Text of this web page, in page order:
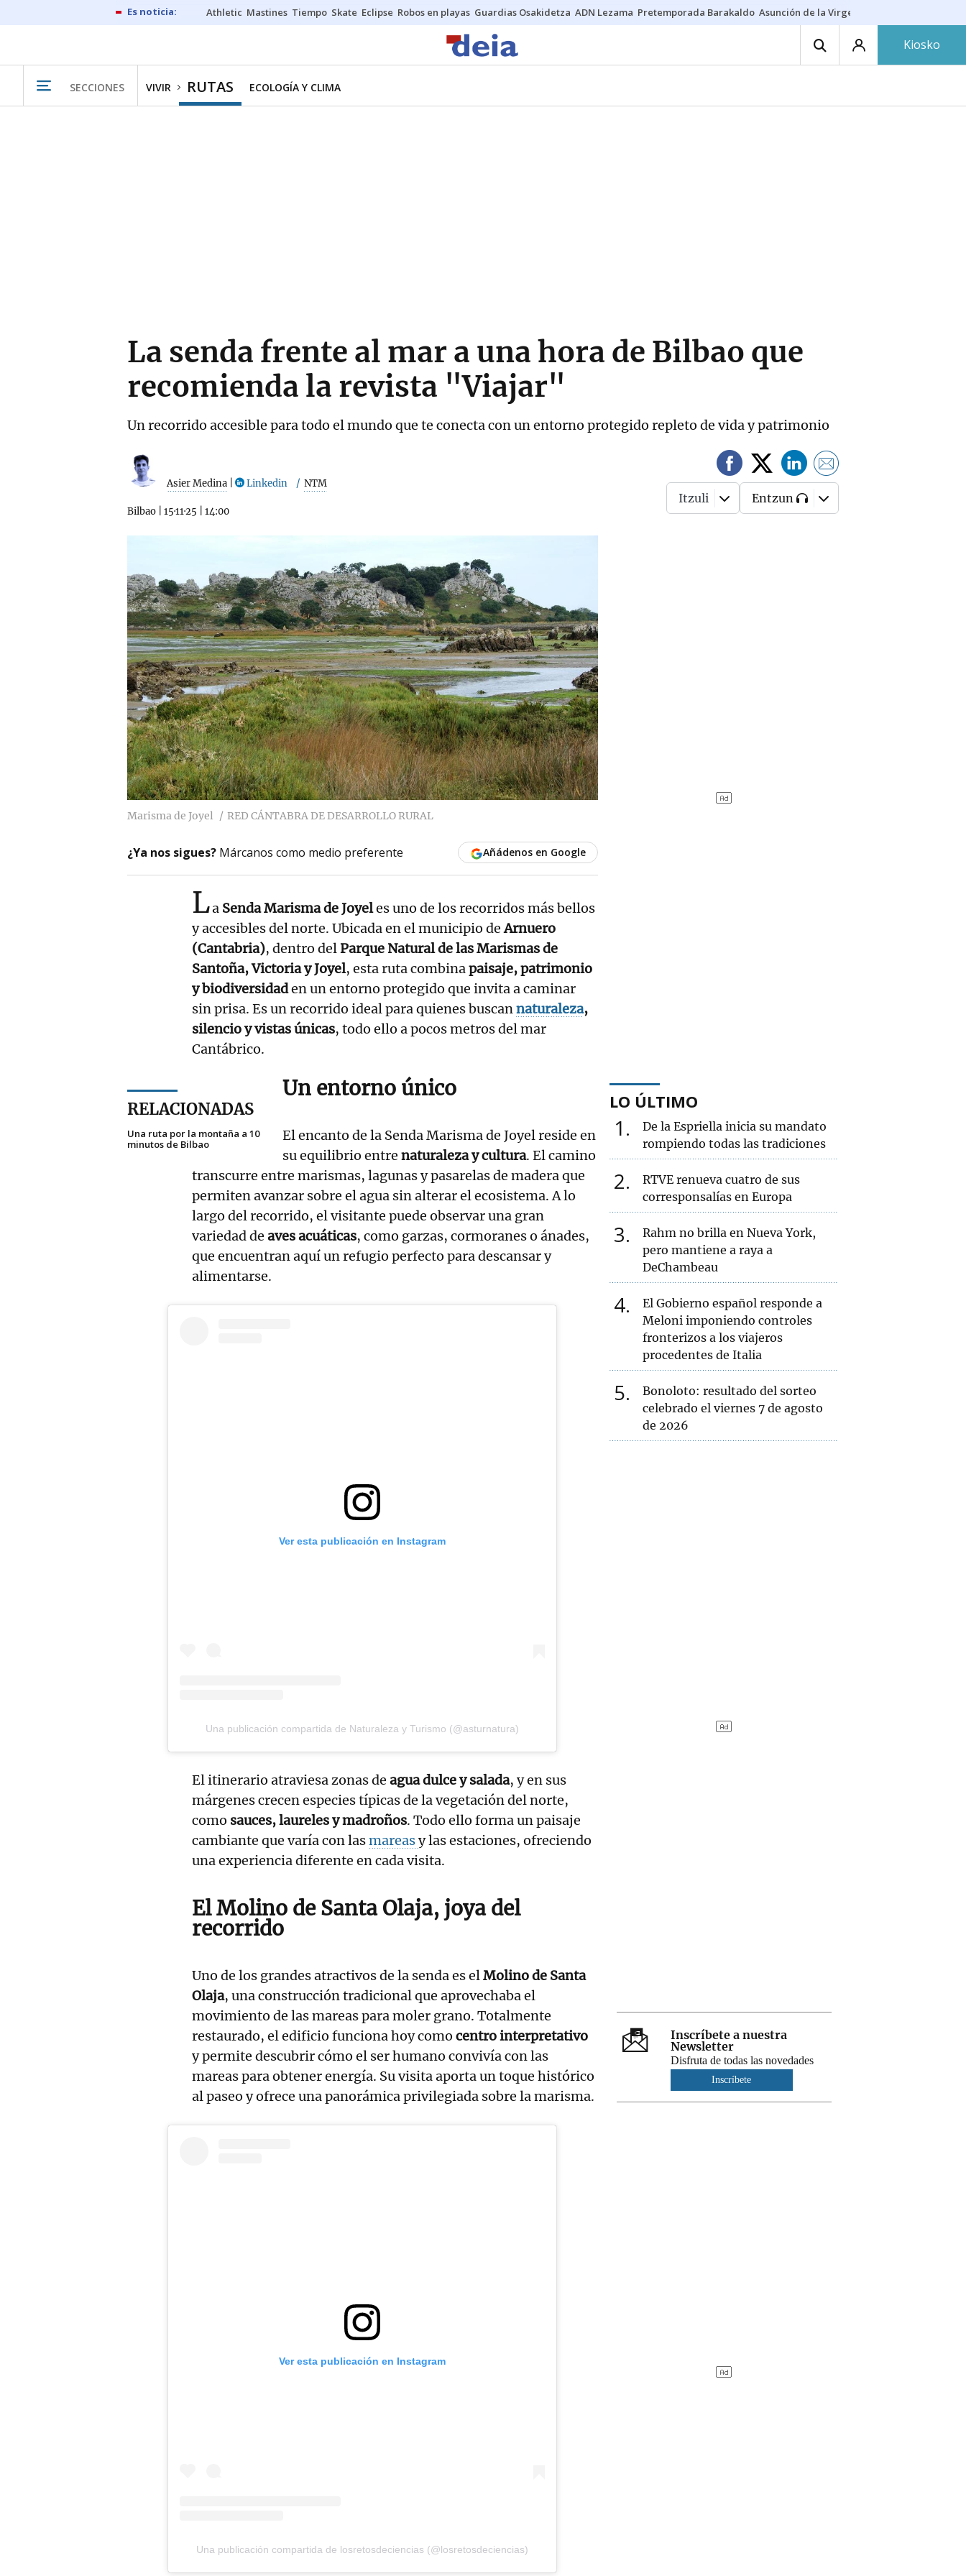
Athletic Mastines Tiempo Skate Eclipse Robos en playas Guardias Osakidetza ADN Lezama Pretemporada Barakaldo Asunción de la Virgen
Kiosko
SECCIONES VIVIR RUTAS ECOLOGÍA Y CLIMA
La senda frente al mar a una hora de Bilbao que
recomienda la revista "Viajar"
Un recorrido accesible para todo el mundo que te conecta con un entorno protegido repleto de vida y patrimonio
Asier Medina Linkedin NTM
Bilbao 15·11·25 14:00
Itzuli Entzun
Marisma de Joyel RED CÁNTABRA DE DESARROLLO RURAL
¿Ya nos sigues? Márcanos como medio preferente Añádenos en Google
La Senda Marisma de Joyeles uno de los recorridos más bellos
y accesibles del norte. Ubicada en el municipio deArnuero
(Cantabria), dentro delParque Natural de las Marismas de
Santoña, Victoria y Joyel, esta ruta combinapaisaje, patrimonio
y biodiversidaden un entorno protegido que invita a caminar
sin prisa. Es un recorrido ideal para quienes buscannaturaleza,
silencio y vistas únicas, todo ello a pocos metros del mar
Cantábrico.
RELACIONADAS
Una ruta por la montaña a 10
minutos de Bilbao
Un entorno único
El encanto de la Senda Marisma de Joyel reside en
su equilibrio entrenaturaleza y cultura. El camino
transcurre entre marismas, lagunas y pasarelas de madera que
permiten avanzar sobre el agua sin alterar el ecosistema. A lo
largo del recorrido, el visitante puede observar una gran
variedad de aves acuáticas, como garzas, cormoranes o ánades,
que encuentran aquí un refugio perfecto para descansar y
alimentarse.
Ver esta publicación en Instagram
Una publicación compartida de Naturaleza y Turismo (@asturnatura)
El itinerario atraviesa zonas de agua dulce y salada, y en sus
márgenes crecen especies típicas de la vegetación del norte,
como sauces, laureles y madroños. Todo ello forma un paisaje
cambiante que varía con lasmareasy las estaciones, ofreciendo
una experiencia diferente en cada visita.
El Molino de Santa Olaja, joya del
recorrido
Uno de los grandes atractivos de la senda es elMolino de Santa
Olaja, una construcción tradicional que aprovechaba el
movimiento de las mareas para moler grano. Totalmente
restaurado, el edificio funciona hoy como centro interpretativo
y permite descubrir cómo el ser humano convivía con las
mareas para obtener energía. Su visita aporta un toque histórico
al paseo y ofrece una panorámica privilegiada sobre la marisma.
Ver esta publicación en Instagram
Una publicación compartida de losretosdeciencias (@losretosdeciencias)
LO ÚLTIMO
1
De la Espriella inicia su mandato
rompiendo todas las tradiciones
2
RTVE renueva cuatro de sus
corresponsalías en Europa
3
Rahm no brilla en Nueva York,
pero mantiene a raya a
DeChambeau
4
El Gobierno español responde a
Meloni imponiendo controles
fronterizos a los viajeros
procedentes de Italia
5
Bonoloto: resultado del sorteo
celebrado el viernes 7 de agosto
de 2026
Inscríbete a nuestra
Newsletter
Disfruta de todas las novedades
Inscríbete